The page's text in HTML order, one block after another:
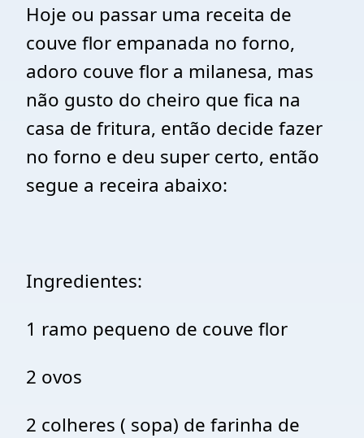
Hoje ou passar uma receita de
couve flor empanada no forno,
adoro couve flor a milanesa, mas
não gusto do cheiro que fica na
casa de fritura, então decide fazer
no forno e deu super certo, então
segue a receira abaixo:
Ingredientes:
1 ramo pequeno de couve flor
2 ovos
2 colheres ( sopa) de farinha de